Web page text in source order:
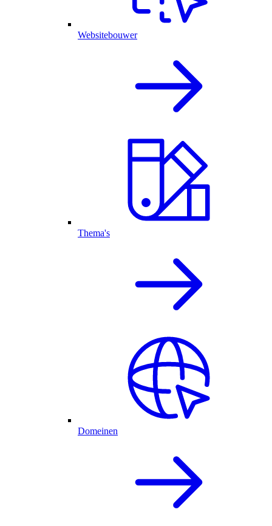
Websitebouwer
Thema's
Domeinen